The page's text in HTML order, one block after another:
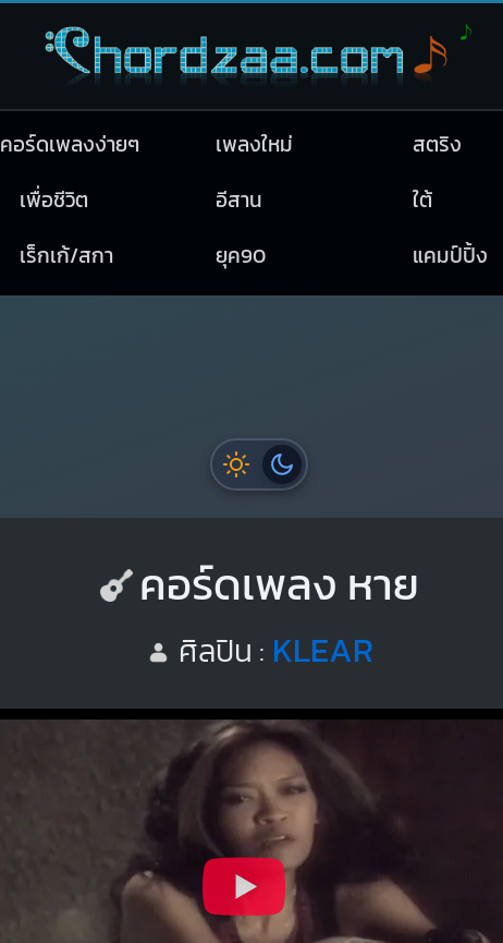
คอร์ดเพลงง่ายๆ เพลงใหม่
สตริง
เพื่อชีวิต อีสาน
ใต้
เร็กเก้/สกา ยุค90 แคมป์ปิ้ง
คอร์ดเพลง หาย
ศิลปิน : KLEAR